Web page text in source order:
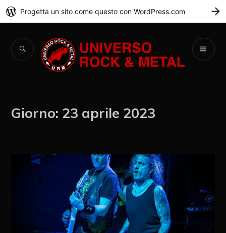
Universo Rock &
Metal
Giorno: 23 aprile 2023
Progetta un sito come questo con WordPress.com